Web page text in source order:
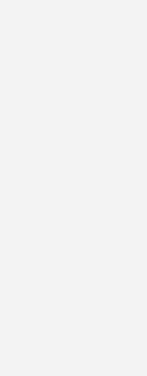
ein Zuschlag in einer
Planungen der Logistik, die
örtlichen
entstehen: Mit bundesweit
so lange gedauert wie jetzt.
erst in zwei Jahren zu
immerhin Potenzial: Alleine
Licht erhalten, lauten
Nordrhein-Westfalen und
und Brandenburg dürfte
der Windkraftverbände noch
hohen Kapazitäten neu
ab 2027 das Südwestland
lassen.
Genehmigungstempo
Schneller geben
Mittelwert und
nach dem Erstantrag die
ebenfalls 13,2 Monaten